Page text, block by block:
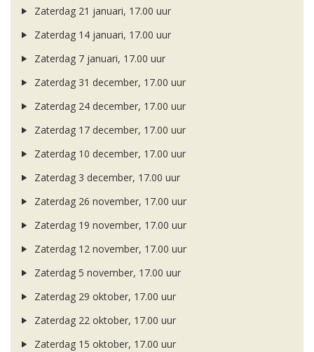
Zaterdag 21 januari, 17.00 uur
Zaterdag 14 januari, 17.00 uur
Zaterdag 7 januari, 17.00 uur
Zaterdag 31 december, 17.00 uur
Zaterdag 24 december, 17.00 uur
Zaterdag 17 december, 17.00 uur
Zaterdag 10 december, 17.00 uur
Zaterdag 3 december, 17.00 uur
Zaterdag 26 november, 17.00 uur
Zaterdag 19 november, 17.00 uur
Zaterdag 12 november, 17.00 uur
Zaterdag 5 november, 17.00 uur
Zaterdag 29 oktober, 17.00 uur
Zaterdag 22 oktober, 17.00 uur
Zaterdag 15 oktober, 17.00 uur